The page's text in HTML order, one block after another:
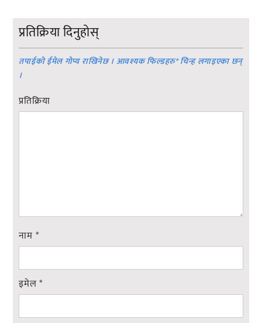
प्रतिक्रिया दिनुहोस्
तपाईको ईमेल गोप्य राखिनेछ । आवश्यक फिल्डहरु*चिन्ह लगाइएका छन्
।
प्रतिक्रिया
नाम *
इमेल*